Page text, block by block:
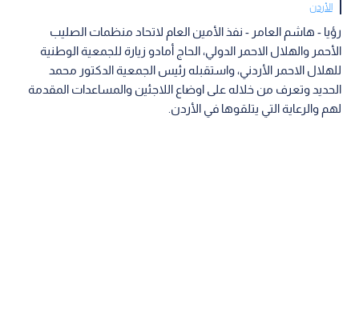
الأردن
رؤيا - هاشم العامر - نفذ الأمين العام لاتحاد منظمات الصليب
الأحمر والهلال الاحمر الدولي، الحاج أمادو زيارة للجمعية الوطنية
للهلال الاحمر الأردني، واستقبله رئيس الجمعية الدكتور محمد
الحديد وتعرف من خلاله على اوضاع اللاجئين والمساعدات المقدمة
لهم والرعاية التي يتلقوها في الأردن.